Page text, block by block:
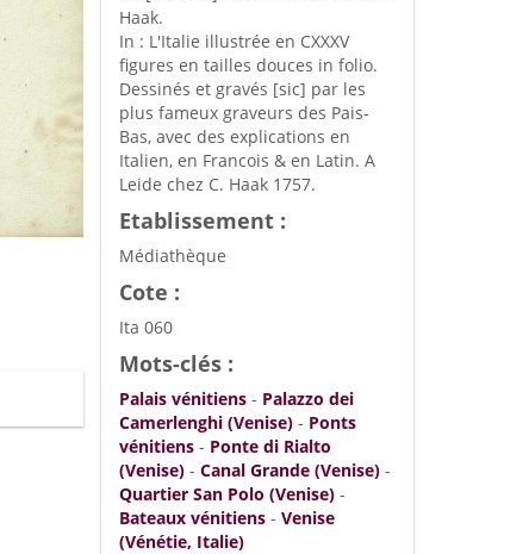
Haak.
In : L'Italie illustrée en CXXXV
figures en tailles douces in folio.
Dessinés et gravés [sic] par les
plus fameux graveurs des Pais-
Bas, avec des explications en
Italien, en Francois & en Latin. A
Leide chez C. Haak 1757.
Etablissement :
Médiathèque
Cote :
Ita 060
Mots-clés :
Palais vénitiens- Palazzo dei
Camerlenghi (Venise)- Ponts
vénitiens- Ponte di Rialto
(Venise)- Canal Grande (Venise)-
Quartier San Polo (Venise)-
Bateaux vénitiens- Venise
(Vénétie, Italie)